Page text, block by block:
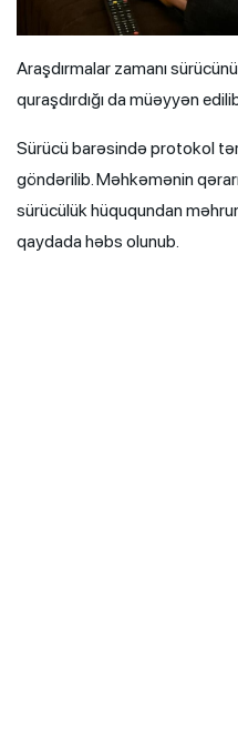
Araşdırmalar zamanı
quraşdırdığı da müəyyən
Sürücü barəsində protokol
göndərilib. Məhkəmənin
sürücülük hüququndan
qaydada həbs olunub.